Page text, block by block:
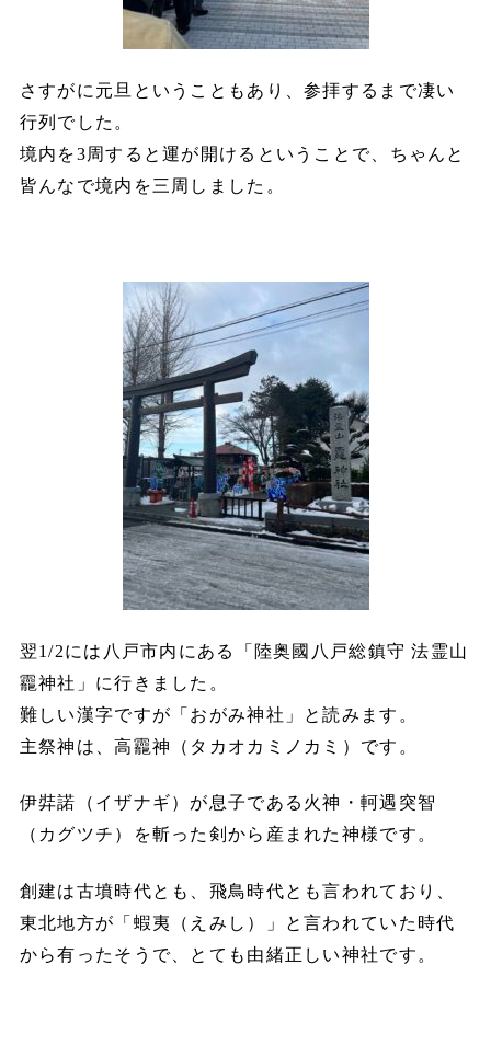
さすがに元旦ということもあり、参拝するまで凄い
行列でした。
境内を3周すると運が開けるということで、ちゃんと
皆んなで境内を三周しました。
翌1/2には八戸市内にある「陸奥國八戸総鎮守 法霊山
龗神社」に行きました。
難しい漢字ですが「おがみ神社」と読みます。
主祭神は、高龗神（タカオカミノカミ）です。
伊弉諾（イザナギ）が息子である火神・軻遇突智
（カグツチ）を斬った剣から産まれた神様です。
創建は古墳時代とも、飛鳥時代とも言われており、
東北地方が「蝦夷（えみし）」と言われていた時代
から有ったそうで、とても由緒正しい神社です。